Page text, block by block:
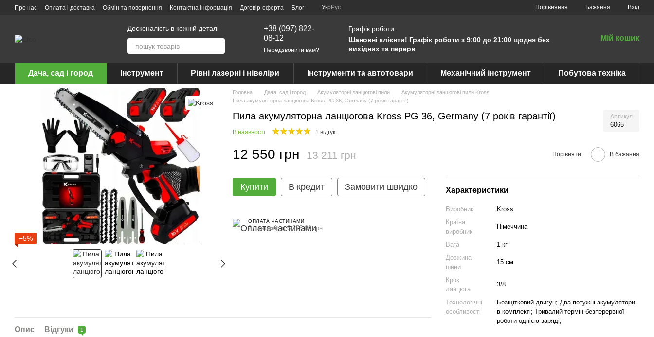
Перейти до основного контенту
Про нас Оплата і доставка Обмін та повернення Контактна інформація Договір-оферта Блог УкрРус Порівняння Бажання Вхід
Досконалість в кожній деталі
+38 (097) 822-
08-12
Передзвонити вам?
Графік роботи:
Шановні клієнти! Графік роботи з 9:00 до 21:00 щодня без
вихідних та перерв
Мій кошик
Дача, сад і город Інструмент Рівні лазерні і нівеліри Інструменти та автотовари Механічний інструмент Побутова техніка
−5%
Головна Дача, сад і город Акумуляторні ланцюгові пили
Акумуляторні ланцюгові пили Kross
Пила акумуляторна ланцюгова Kross PG 36, Germany (7 років гарантії)
Пила акумуляторна ланцюгова Kross PG 36, Germany (7 років гарантії) Артикул
6065
В наявності 1 відгук
12 550 грн 13 211 грн Порівняти В бажання
Купити В кредит Замовити швидко
ОПЛАТА ЧАСТИНАМИ
2 платежі по 6 275.00 грн
Характеристики
Виробник
Kross
Країна
виробник
Німеччина
Вага
1 кг
Довжина
шини
15 см
Крок
ланцюга
3/8
Технологічні
особливості
Безщітковий двигун; Два потужні акумулятори
в комплекті; Тривалий термін безперервної
роботи однією заряді;
Опис Відгуки 1